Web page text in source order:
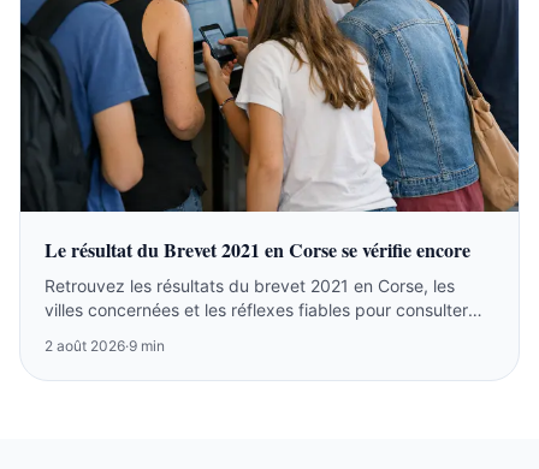
Le résultat du Brevet 2021 en Corse se vérifie encore
Retrouvez les résultats du brevet 2021 en Corse, les
villes concernées et les réflexes fiables pour consulter
2 août 2026·9 min